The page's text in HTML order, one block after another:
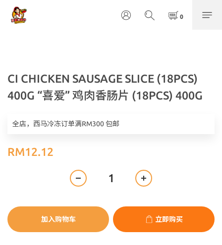
CI CHICKEN SAUSAGE SLICE (18PCS)
400G “喜爱” 鸡肉香肠片 (18PCS) 400G
全店，西马冷冻订单满RM300 包邮
RM12.12
加入购物车 立即购买